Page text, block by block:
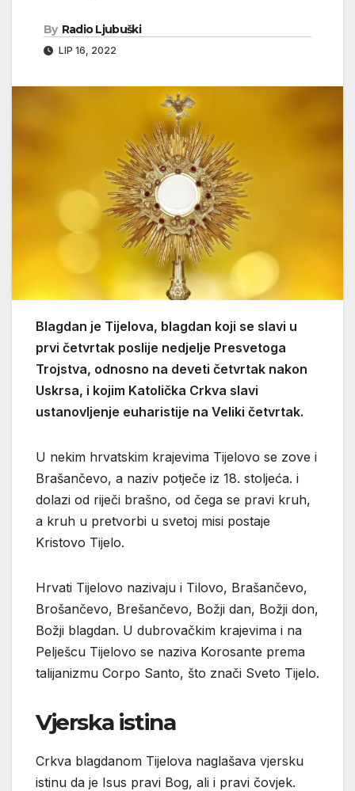
By Radio Ljubuški
LIP 16, 2022
Blagdan je Tijelova, blagdan koji se slavi u
prvi četvrtak poslije nedjelje Presvetoga
Trojstva, odnosno na deveti četvrtak nakon
Uskrsa, i kojim Katolička Crkva slavi
ustanovljenje euharistije na Veliki četvrtak.
U nekim hrvatskim krajevima Tijelovo se zove i
Brašančevo, a naziv potječe iz 18. stoljeća. i
dolazi od riječi brašno, od čega se pravi kruh,
a kruh u pretvorbi u svetoj misi postaje
Kristovo Tijelo.
Hrvati Tijelovo nazivaju i Tilovo, Brašančevo,
Brošančevo, Brešančevo, Božji dan, Božji don,
Božji blagdan. U dubrovačkim krajevima i na
Pelješcu Tijelovo se naziva Korosante prema
talijanizmu Corpo Santo, što znači Sveto Tijelo.
Vjerska istina
Crkva blagdanom Tijelova naglašava vjersku
istinu da je Isus pravi Bog, ali i pravi čovjek.